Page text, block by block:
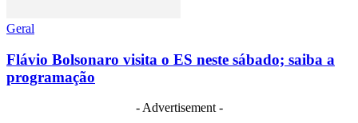
Geral
Flávio Bolsonaro visita o ES neste sábado; saiba a
programação
- Advertisement -